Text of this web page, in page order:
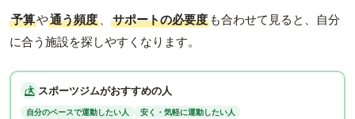
予算や通う頻度 、 サポートの必要度 も合わせて見ると、自分
に合う施設を探しやすくなります。
スポーツジムがおすすめの人
自分のペースで運動したい人
安く・気軽に運動したい人